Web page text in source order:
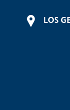
LOS